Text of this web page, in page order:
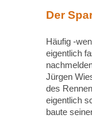
Der
Häufig -
eigentlich
Jürgen
des
eigentlich
baute